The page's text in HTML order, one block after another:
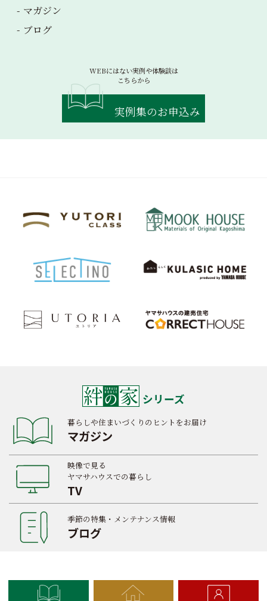
マガジン
ブログ
WEBにはない実例や体験談は
こちらから
実例集のお申込み
シリーズ
暮らしや住まいづくりのヒントをお届け
マガジン
映像で見る
ヤマサハウスでの暮らし
TV
季節の特集・メンテナンス情報
ブログ